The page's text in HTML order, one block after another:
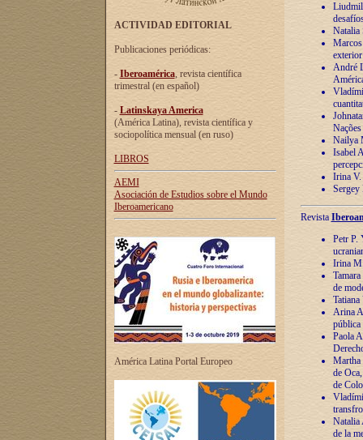
ACTIVIDAD EDITORIAL
Publicaciones periódicas:
- Iberoamérica, revista científica
trimestral (en español)
- Latinskaya America
(América Latina), revista científica y
sociopolítica mensual (en ruso)
LIBROS
AEMI
Asociación de Estudios sobre el Mundo
Iberoamericano
América Latina Portal Europeo
Natalia
André
Nailya
Isabel
Irina V.
Sergey
Revista
Petr P.
Irina
de
Arina
pública
Paola
Martha
de
de
Natalia
de la